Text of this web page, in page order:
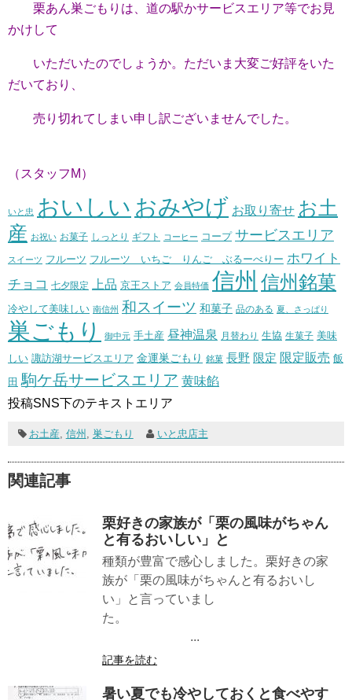
栗あん巣ごもりは、道の駅かサービスエリア等でお見
かけして
いただいたのでしょうか。ただいま大変ご好評をいた
だいており、
売り切れてしまい申し訳ございませんでした。
（スタッフM）
いと忠 おいしい おみやげ お取り寄せ お土
産 お祝い お菓子 しっとり ギフト コーヒー コープ サービスエリア
スイーツ フルーツ フルーツ いちご りんご ぶるーべりー ホワイト
チョコ 七夕限定 上品 京王ストア 会員特価 信州 信州銘菓
冷やして美味しい 南信州 和スイーツ 和菓子 品のある 夏、さっぱり
巣ごもり 御中元 手土産 昼神温泉 月替わり 生協 生菓子 美味
しい 諏訪湖サービスエリア 金運巣ごもり 銘菓 長野 限定 限定販売 飯
田 駒ケ岳サービスエリア 黄味餡
投稿SNS下のテキストエリア
お土産 信州 巣ごもり いと忠店主
関連記事
栗好きの家族が「栗の風味がちゃん
と有るおいしい」と
種類が豊富で感心しました。栗好きの家
族が「栗の風味がちゃんと有るおいし
い」と言っていまし
た。
...
記事を読む
暑い夏でも冷やしておくと食べやす